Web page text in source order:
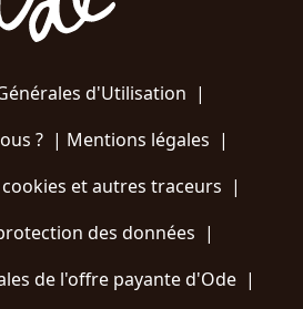
d'Utilisation |
?| Mentions légales |
et autres traceurs |
des données |
de l'offre payante d'Ode |